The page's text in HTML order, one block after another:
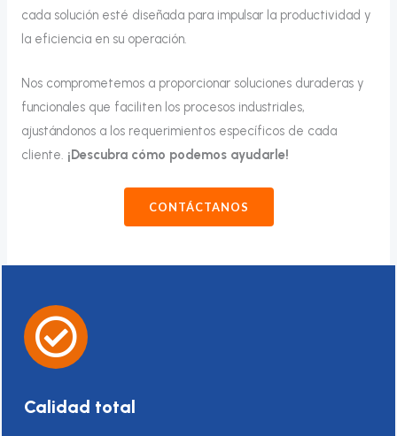
cada solución esté diseñada para impulsar la productividad y
la eficiencia en su operación.
Nos comprometemos a proporcionar soluciones duraderas y
funcionales que faciliten los procesos industriales,
ajustándonos a los requerimientos específicos de cada
cliente. ¡Descubra cómo podemos ayudarle!
CONTÁCTANOS
Calidad total